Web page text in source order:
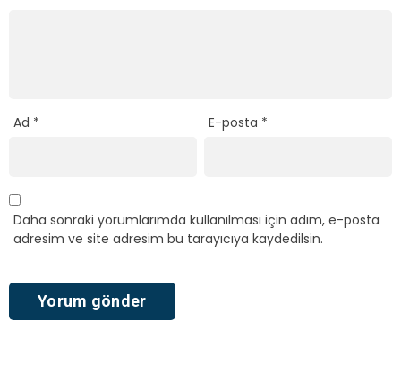
Ad * E-posta *
Daha sonraki yorumlarımda kullanılması için adım, e-posta
adresim ve site adresim bu tarayıcıya kaydedilsin.